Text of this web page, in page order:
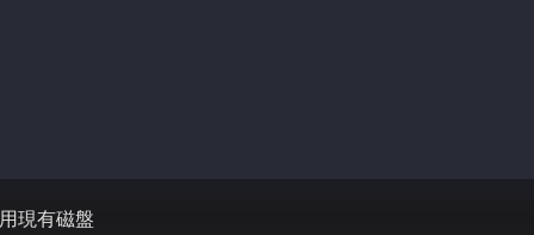
現有磁盤